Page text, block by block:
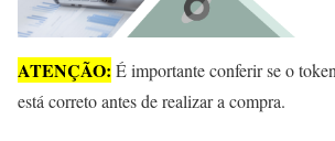
ATENÇÃO: É importante conferir se o
está correto antes de realizar a compra.